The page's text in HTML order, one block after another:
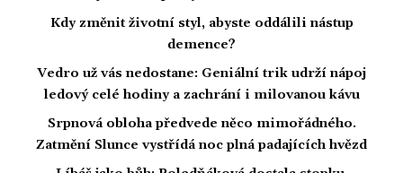
Kdy změnit životní styl, abyste oddálili nástup
demence?
Vedro už vás nedostane: Geniální trik udrží nápoj
ledový celé hodiny a zachrání i milovanou kávu
Srpnová obloha předvede něco mimořádného.
Zatmění Slunce vystřídá noc plná padajících hvězd